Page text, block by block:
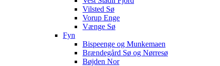
Vilsted Sø
Vorup Enge
Vænge Sø
Fyn
Bispeenge og Munkemaen
Brændegård Sø og Nørresø
Bøjden Nor